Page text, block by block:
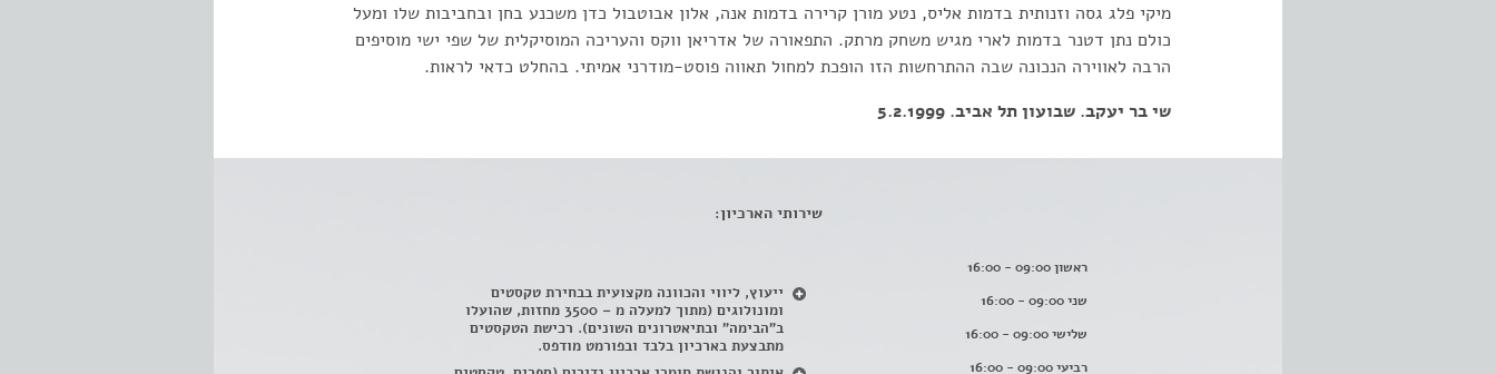
מיקי פלג גסה וזנותית בדמות אליס, נטע מורן קרירה בדמות אנה, אלון אבוטבול כדן משכנע בחן ובחביבות שלו ומעל
כולם נתן דטנר בדמות לארי מגיש משחק מרתק. התפאורה של אדריאן ווקס והעריכה המוסיקלית של שפי ישי מוסיפים
הרבה לאווירה הנכונה שבה ההתרחשות הזו הופכת למחול תאווה פוסט-מודרני אמיתי. בהחלט כדאי לראות.
שי בר יעקב. שבועון תל אביב. 5.2.1999
ראשון 09:00 - 16:00
שני 09:00 - 16:00
שלישי 09:00 - 16:00
רביעי 09:00 - 16:00
שירותי הארכיון:
ייעוץ, ליווי והכוונה מקצועית בבחירת טקסטים
ומונולוגים (מתוך למעלה מ – 3500 מחזות, שהועלו
ב"הבימה" ובתיאטרונים השונים). רכישת הטקסטים
מתבצעת בארכיון בלבד ובפורמט מודפס.